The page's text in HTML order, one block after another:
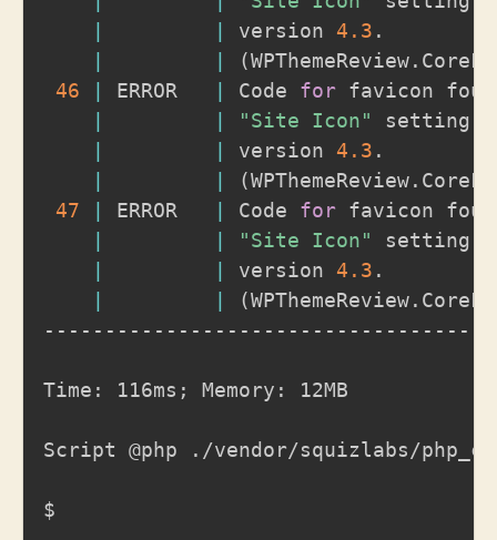
|
| version 4.3 .
|
| (
46
| ERROR | Code for favicon
|
| "Site Icon" setting
|
| version 4.3 .
|
| (
47
| ERROR | Code for favicon
|
| "Site Icon" setting
|
| version 4.3 .
|
| (
Time: 116ms ; Memory: 12MB
Script @php ./vendor/squizlabs/